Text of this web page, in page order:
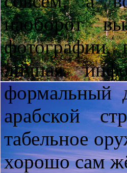
наоборот
фотографии,
личная
формальный
арабской
табельное
хорошо сам